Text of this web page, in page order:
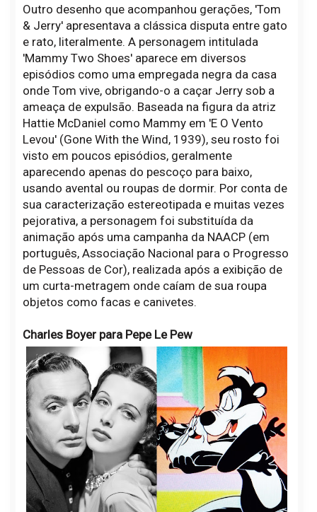
Outro desenho que acompanhou gerações, 'Tom
& Jerry' apresentava a clássica disputa entre gato
e rato, literalmente. A personagem intitulada
'Mammy Two Shoes' aparece em diversos
episódios como uma empregada negra da casa
onde Tom vive, obrigando-o a caçar Jerry sob a
ameaça de expulsão. Baseada na figura da atriz
Hattie McDaniel como Mammy em 'E O Vento
Levou' (Gone With the Wind, 1939), seu rosto foi
visto em poucos episódios, geralmente
aparecendo apenas do pescoço para baixo,
usando avental ou roupas de dormir. Por conta de
sua caracterização estereotipada e muitas vezes
pejorativa, a personagem foi substituída da
animação após uma campanha da NAACP (em
português, Associação Nacional para o Progresso
de Pessoas de Cor), realizada após a exibição de
um curta-metragem onde caíam de sua roupa
objetos como facas e canivetes.
Charles Boyer para Pepe Le Pew